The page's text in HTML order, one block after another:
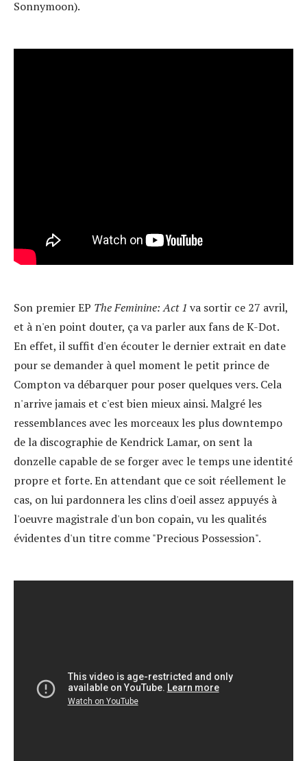
Sonnymoon).
Son premier EP The Feminine: Act 1 va sortir ce 27 avril,
et à n'en point douter, ça va parler aux fans de K-Dot.
En effet, il suffit d'en écouter le dernier extrait en date
pour se demander à quel moment le petit prince de
Compton va débarquer pour poser quelques vers. Cela
n'arrive jamais et c'est bien mieux ainsi. Malgré les
ressemblances avec les morceaux les plus downtempo
de la discographie de Kendrick Lamar, on sent la
donzelle capable de se forger avec le temps une identité
propre et forte. En attendant que ce soit réellement le
cas, on lui pardonnera les clins d'oeil assez appuyés à
l'oeuvre magistrale d'un bon copain, vu les qualités
évidentes d'un titre comme "Precious Possession".